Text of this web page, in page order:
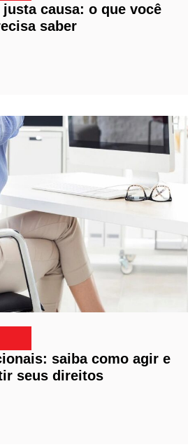
causa: o que você
saber
saiba como agir e
seus direitos